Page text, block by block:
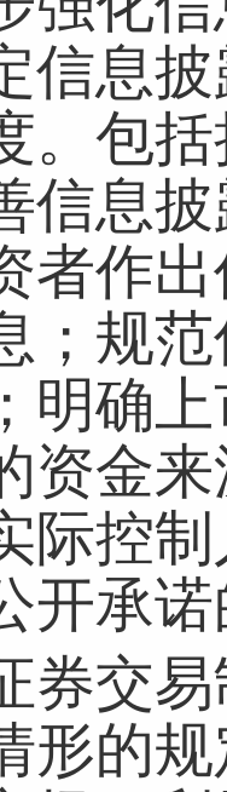
信息
。包
信息
者作
；规
明确
资金
际控
开承
券交
形的